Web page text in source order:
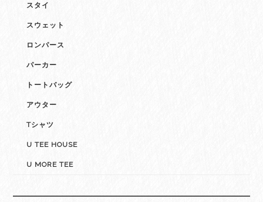
スタイ
スウェット
ロンパース
パーカー
トートバッグ
アウター
Tシャツ
U TEE HOUSE
U MORE TEE